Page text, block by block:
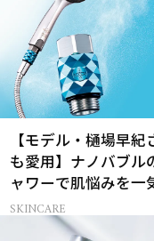
【モデル・樋場早紀
も愛用】ナノバブル
ャワーで肌悩みを一
解決
SKINCARE